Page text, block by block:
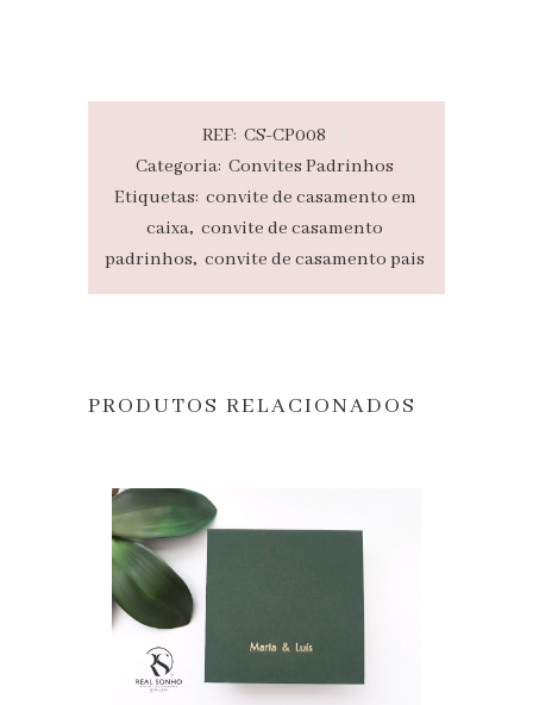
REF: CS-CP008
Categoria: Convites Padrinhos
Etiquetas: convite de casamento em
caixa, convite de casamento
padrinhos, convite de casamento pais
PRODUTOS RELACIONADOS